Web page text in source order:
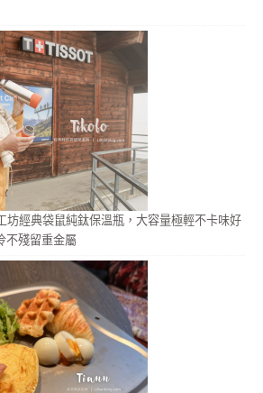
坊經典袋鼠純鈦保溫瓶，大容量極輕不卡味好
不殘留重金屬